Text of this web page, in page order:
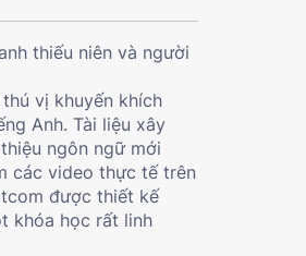
thiếu niên và người
vị khuyến khích
Anh. Tài liệu xây
ngôn ngữ mới
các video thực tế trên
được thiết kế
khóa học rất linh